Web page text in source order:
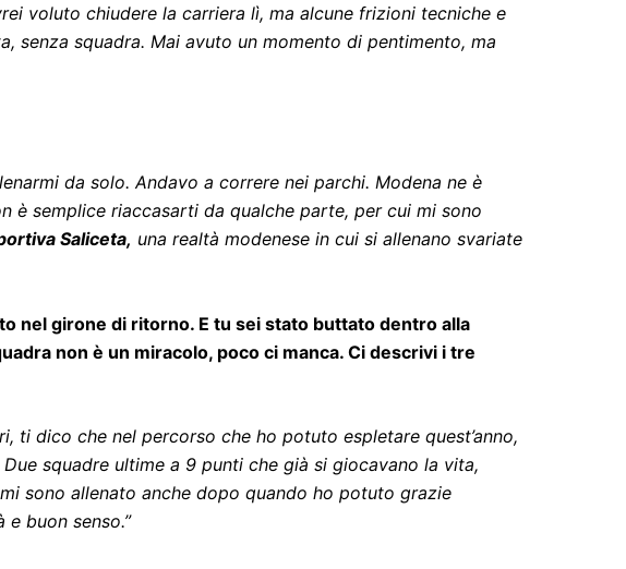
voluto chiudere la carriera lì, ma alcune frizioni tecniche e
squadra. Mai avuto un momento di pentimento, ma
da solo. Andavo a correre nei parchi. Modena ne è
è semplice riaccasarti da qualche parte, per cui mi sono
Saliceta, una realtà modenese in cui si allenano svariate
nel girone di ritorno. E tu sei stato buttato dentro alla
non è un miracolo, poco ci manca. Ci descrivi i tre
ti dico che nel percorso che ho potuto espletare quest’anno,
Due squadre ultime a 9 punti che già si giocavano la vita,
sono allenato anche dopo quando ho potuto grazie
buon senso.”